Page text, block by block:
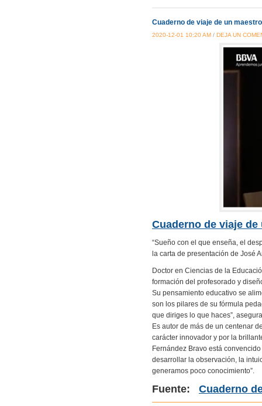
Cuaderno de viaje de un
2020-12-01 10:20 AM / DEJA UN
Cuaderno de viaje
“Sueño con el que enseña, el
la carta de presentación de José
Doctor en Ciencias de la
formación del profesorado y
Su pensamiento educativo se
son los pilares de su fórmula
que diriges lo que haces”,
Es autor de más de un centenar
carácter innovador y por la
Fernández Bravo está
desarrollar la observación, la
generamos poco conocimiento”.
Fuente: Cuaderno